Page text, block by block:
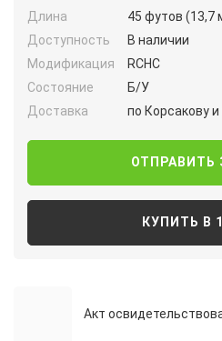
Длина
45 футов (13,7
Доступность
В наличии
Модификация
RCHC
Состояние
Б/У
Доставка
по Корсакову
ОТПРАВИТЬ
КУПИТЬ В
Акт